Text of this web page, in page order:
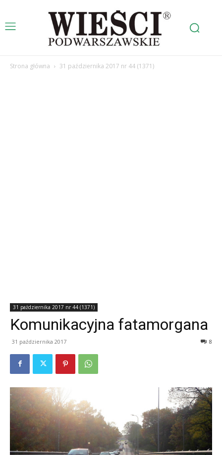
Strona główna 31 października 2017 nr 44 (1371)
31 października 2017 nr 44 (1371)
Komunikacyjna fatamorgana
31 października 2017 8